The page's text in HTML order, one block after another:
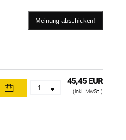
45,45 EUR
(inkl. MwSt.)